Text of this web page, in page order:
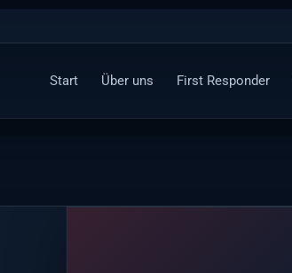
Start Über uns First Responder